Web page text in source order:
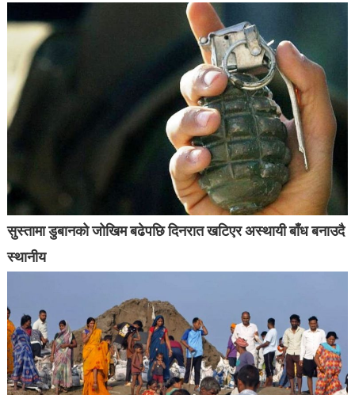
सुस्तामा डुबानको जोखिम बढेपछि दिनरात खटिएर अस्थायी बाँध बनाउदै
स्थानीय